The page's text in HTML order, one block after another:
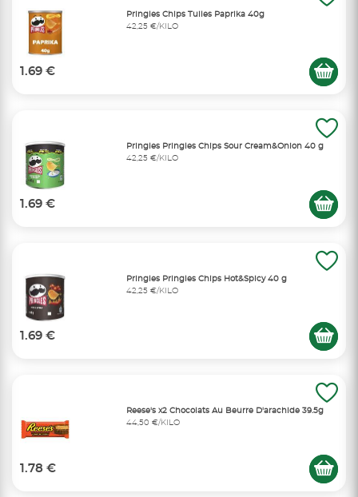
Pringles Chips Tuiles Paprika 40g
42,25 €/KILO
1.69 €
Pringles Pringles Chips Sour Cream&Onion 40 g
42,25 €/KILO
1.69 €
Pringles Pringles Chips Hot&Spicy 40 g
42,25 €/KILO
1.69 €
Reese's x2 Chocolats Au Beurre D'arachide 39.5g
44,50 €/KILO
1.78 €